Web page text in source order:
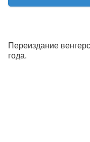
Переиздание
года.